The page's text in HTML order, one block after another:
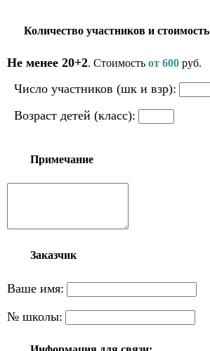
Количество участников и стоимость
Не менее 20+2. Стоимость от 600 руб.
Число участников (шк и взр):
Возраст детей (класс):
Примечание
Заказчик
Ваше имя:
№ школы: